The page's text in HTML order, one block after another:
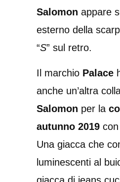
Salomon appare
esterno della
“S” sul retro.
Il marchio Palace
anche un’altra
Salomon per la
autunno 2019
Una giacca che
luminescenti al